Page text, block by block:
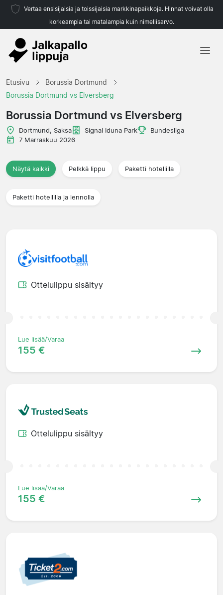
Vertaa ensisijaisia ja toissijaisia markkinapaikkoja. Hinnat voivat olla
korkeampia tai matalampia kuin nimellisarvo.
Joukkueet
Liigat
Matkatoimistoja
Etusivu
Borussia Dortmund
Borussia Dortmund vs Elversberg
Borussia Dortmund vs Elversberg
Dortmund, Saksa Signal Iduna Park
Bundesliga
7 Marraskuu 2026
Näytä kaikki Pelkkä lippu Paketti hotellilla
Paketti hotellilla ja lennolla
Ottelulippu sisältyy
Lue lisää/Varaa
155 €
Ottelulippu sisältyy
Lue lisää/Varaa
155 €